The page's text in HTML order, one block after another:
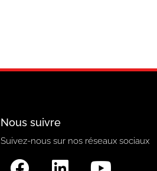
Nous suivre
Suivez-nous sur nos réseaux sociaux